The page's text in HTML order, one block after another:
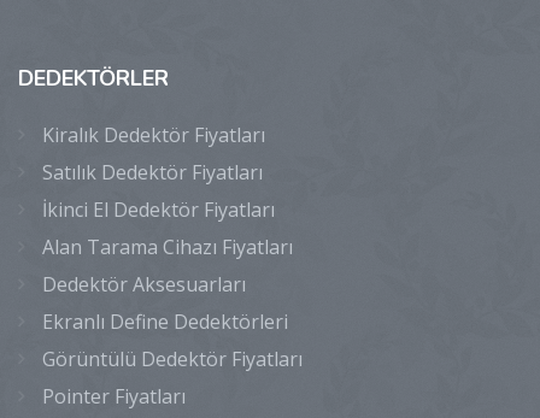
DEDEKTÖRLER
Kiralık Dedektör Fiyatları
Satılık Dedektör Fiyatları
İkinci El Dedektör Fiyatları
Alan Tarama Cihazı Fiyatları
Dedektör Aksesuarları
Ekranlı Define Dedektörleri
Görüntülü Dedektör Fiyatları
Pointer Fiyatları